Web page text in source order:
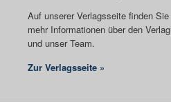
Auf unserer Verlagsseite finden Sie
mehr Informationen über den Verlag
und unser Team.
Zur Verlagsseite »